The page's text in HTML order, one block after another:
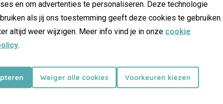
en om advertenties te personaliseren. Deze technologie
als jij ons toestemming geeft deze cookies te gebruiken.
altijd weer wijzigen. Meer info vind je in onze cookie
.
Weiger alle cookies Voorkeuren kiezen